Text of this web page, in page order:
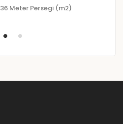
36 Meter Persegi (m2)